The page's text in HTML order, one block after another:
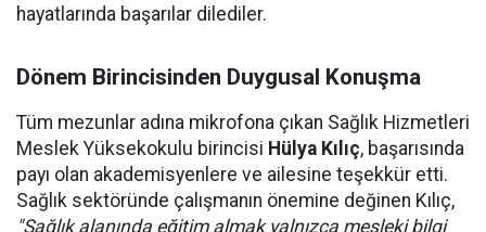
hayatlarında başarılar dilediler.
Dönem Birincisinden Duygusal Konuşma
Tüm mezunlar adına mikrofona çıkan Sağlık Hizmetleri
Meslek Yüksekokulu birincisi Hülya Kılıç, başarısında
payı olan akademisyenlere ve ailesine teşekkür etti.
Sağlık sektöründe çalışmanın önemine değinen Kılıç,
"Sağlık alanında eğitim almak yalnızca mesleki bilgi